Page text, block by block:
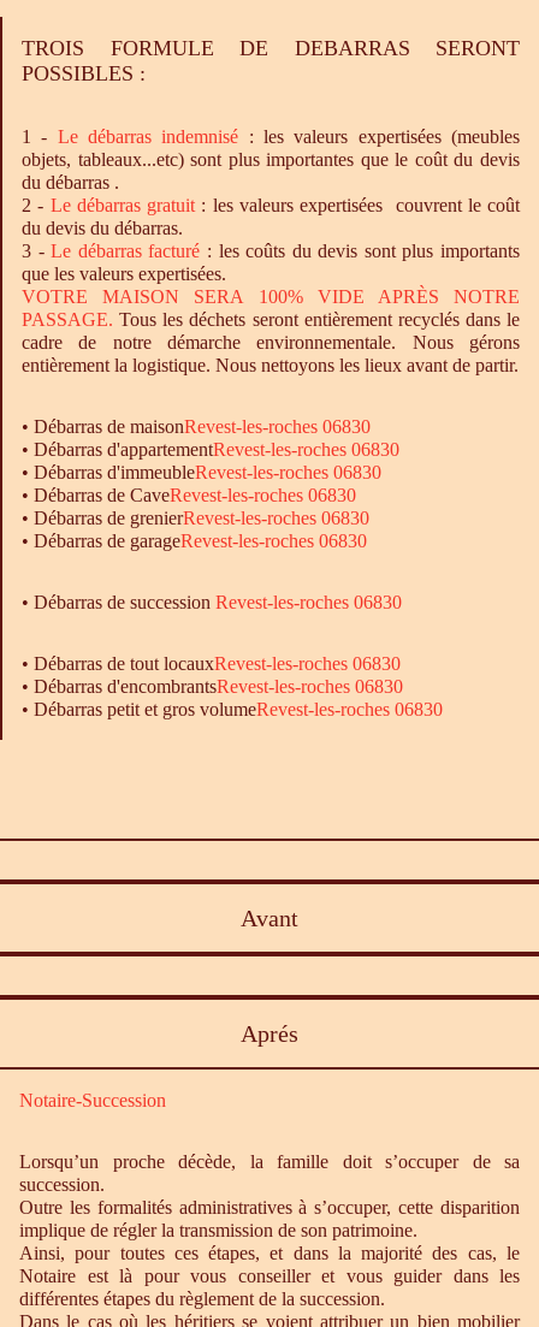
TROIS FORMULE DE DEBARRAS SERONT
POSSIBLES :
1 - Ledébarras indemnisé : les valeurs expertisées (meubles
objets, tableaux...etc) sont plus importantes que le coût du devis
du débarras .
2 - Le débarrasgratuit : les valeurs expertisées couvrent le coût
du devis du débarras.
3 -Le débarrasfacturé : les coûts du devis sont plus importants
que les valeurs expertisées.
VOTRE MAISON SERA 100% VIDE APRÈS NOTRE
PASSAGE. Tous les déchets seront entièrement recyclés dans le
cadre de notre démarche environnementale. Nous gérons
entièrement la logistique. Nous nettoyons les lieux avant de partir.
• Débarras de maisonRevest-les-roches 06830
• Débarras d'appartementRevest-les-roches 06830
• Débarras d'immeubleRevest-les-roches 06830
• Débarras de CaveRevest-les-roches 06830
• Débarras de grenierRevest-les-roches 06830
• Débarras de garageRevest-les-roches 06830
• Débarras de succession Revest-les-roches 06830
• Débarras de tout locauxRevest-les-roches 06830
• Débarras d'encombrantsRevest-les-roches 06830
• Débarras petit et gros volumeRevest-les-roches 06830
Avant
Aprés
Notaire-Succession
Lorsqu’un proche décède, la famille doit s’occuper de sa
succession.
Outre les formalités administratives à s’occuper, cette disparition
implique de régler la transmission de son patrimoine.
Ainsi, pour toutes ces étapes, et dans la majorité des cas, le
Notaire est là pour vous conseiller et vous guider dans les
différentes étapes du règlement de la succession.
Dans le cas où les héritiers se voient attribuer un bien mobilier